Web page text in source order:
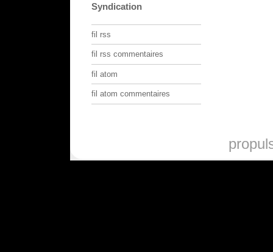
Syndication
fil rss
fil rss commentaires
fil atom
fil atom commentaires